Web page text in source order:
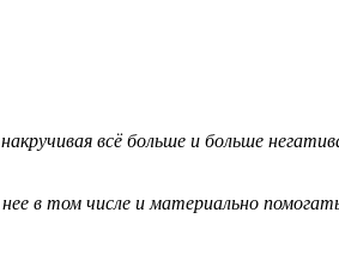
всё больше и больше
в том числе и материально